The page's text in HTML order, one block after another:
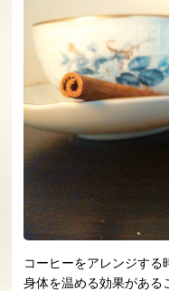
コーヒーをアレンジする
身体を温める効果がある